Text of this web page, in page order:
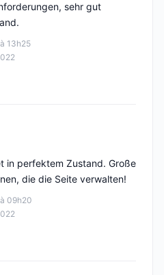
13h25
sehr gut
09h20
in perfektem Zustand. Große
die die Seite verwalten!